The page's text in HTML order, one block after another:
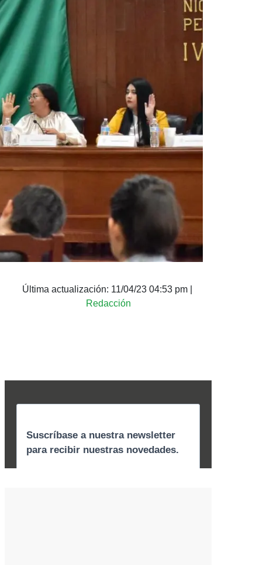
Última actualización: 11/04/23 04:53 pm|
Redacción